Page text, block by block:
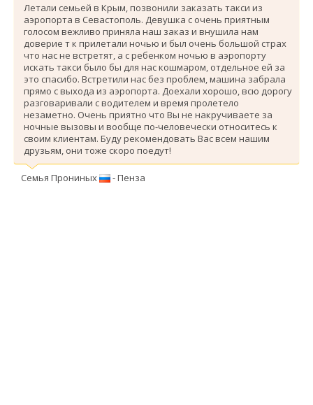
Летали семьей в Крым, позвонили заказать такси из
аэропорта в Севастополь. Девушка с очень приятным
голосом вежливо приняла наш заказ и внушила нам
доверие т к прилетали ночью и был очень большой страх
что нас не встретят, а с ребенком ночью в аэропорту
искать такси было бы для нас кошмаром, отдельное ей за
это спасибо. Вcтретили нас без проблем, машина забрала
прямо с выхода из аэропорта. Доехали хорошо, всю дорогу
разговаривали с водителем и время пролетело
незаметно. Очень приятно что Вы не накручиваете за
ночные вызовы и вообще по-человечески относитесь к
своим клиентам. Буду рекомендовать Вас всем нашим
друзьям, они тоже скоро поедут!
Семья Прониных - Пенза